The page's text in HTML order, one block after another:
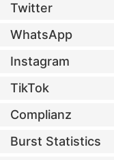
Twitter
WhatsApp
Instagram
TikTok
Complianz
Burst Statistics